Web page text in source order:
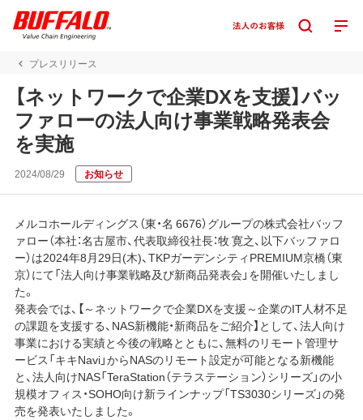
プレスリリース
【ネットワークで企業DXを支援】バッ
ファローの法人向け事業戦略発表会
を実施
2024/08/29 お知らせ
メルコホールディングス（東・名 6676）グループの株式会社バッフ
ァロー（本社：名古屋市、代表取締役社長：牧 寛之、以下バッファロ
ー）は2024年8月29日(木)、TKPガーデンシティPREMIUM京橋（東
京）にて「法人向け事業戦略及び新商品発表会」を開催いたしまし
た。
発表会では、【～ネットワークで企業DXを支援～企業のIT人材不足
の課題を支援する、NAS新機能・新商品をご紹介】として、法人向け
事業における実績と今後の戦略とともに、無料のリモート管理サ
ービス「キキNavi」からNASのリモート設定が可能となる新機能
と、法人向けNAS「TeraStation（テラステーション）シリーズ」の小
規模オフィス・SOHO向け新ラインナップ「TS3030シリーズ」の発
売を発表いたしました。